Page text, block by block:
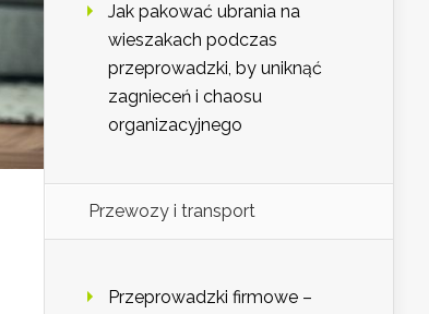
Jak pakować ubrania na
wieszakach podczas
przeprowadzki, by uniknąć
zagnieceń i chaosu
organizacyjnego
Przewozy i transport
Przeprowadzki firmowe –